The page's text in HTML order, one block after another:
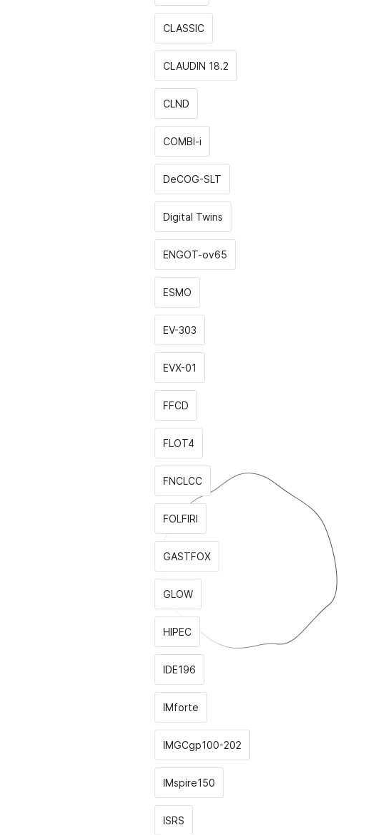
CLASSIС
CLAUDIN 18.2
CLND
COMBI-i
DeCOG-SLT
Digital Twins
ENGOT-ov65
ESMO
EV-303
EVX-01
FFCD
FLOT4
FNCLCC
FOLFIRI
GASTFOX
GLOW
HIPEC
IDE196
IMforte
IMGCgp100-202
IMspire150
ISRS